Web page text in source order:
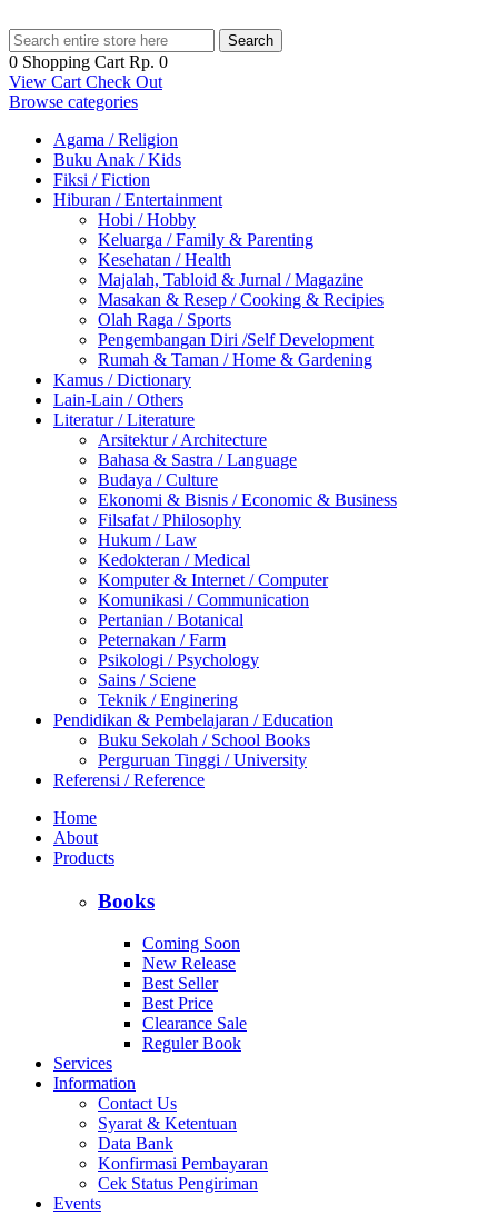
Search
0 Shopping Cart Rp. 0
View Cart Check Out
Browse categories
Agama / Religion
Buku Anak / Kids
Fiksi / Fiction
Hiburan / Entertainment
Hobi / Hobby
Keluarga / Family & Parenting
Kesehatan / Health
Majalah, Tabloid & Jurnal / Magazine
Masakan & Resep / Cooking & Recipies
Olah Raga / Sports
Pengembangan Diri /Self Development
Rumah & Taman / Home & Gardening
Kamus / Dictionary
Lain-Lain / Others
Literatur / Literature
Arsitektur / Architecture
Bahasa & Sastra / Language
Budaya / Culture
Ekonomi & Bisnis / Economic & Business
Filsafat / Philosophy
Hukum / Law
Kedokteran / Medical
Komputer & Internet / Computer
Komunikasi / Communication
Pertanian / Botanical
Peternakan / Farm
Psikologi / Psychology
Sains / Sciene
Teknik / Enginering
Pendidikan & Pembelajaran / Education
Buku Sekolah / School Books
Perguruan Tinggi / University
Referensi / Reference
Home
About
Products
Books
Coming Soon
New Release
Best Seller
Best Price
Clearance Sale
Reguler Book
Services
Information
Contact Us
Syarat & Ketentuan
Data Bank
Konfirmasi Pembayaran
Cek Status Pengiriman
Events